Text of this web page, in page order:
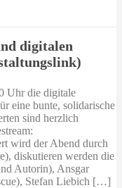
digitalen
Uhr die digitale
eine bunte, solidarische
sind herzlich
wird der Abend durch
diskutieren werden die
Autorin), Ansgar
Stefan Liebich […]